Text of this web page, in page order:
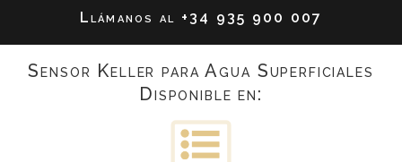
Llámanos al +34 935 900 007
Sensor Keller para Agua Superficiales
Disponible en: